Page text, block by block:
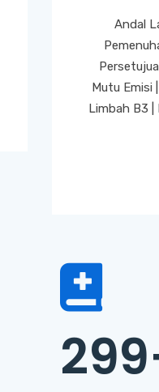
Andal
Mutu Emisi
Limbah B3 |
299